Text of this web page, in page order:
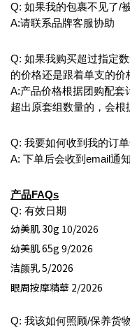
Q: 如果我的包裹不见了/
A:请联系品牌客服协助
Q: 如果我购买超过指定
的价格还是跟着单支的价
A:产品价格根据团购配套
超出原套组数量的，会根
Q: 我要如何收到我的订
A: 下单后会收到email通知
产品FAQs
Q: 有效日期
幼美肌 30g 10/2026
幼美肌 65g 9/2026
洁颜乳 5/2026
眼周按摩精華 2/2026
Q: 我该如何照顾/保养货